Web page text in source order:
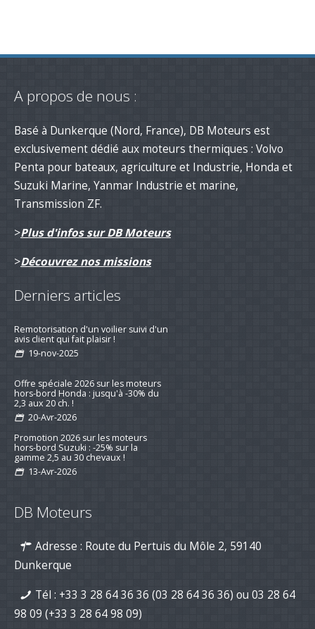
A propos de nous :
Basé à Dunkerque (Nord, France), DB Moteurs est
exclusivement dédié aux moteurs thermiques : Volvo
Penta pour bateaux, agriculture et Industrie, Honda et
Suzuki Marine, Yanmar Industrie et marine,
Transmission ZF.
>Plus d'infos sur DB Moteurs
>Découvrez nos missions
Derniers articles
Remotorisation d'un voilier suivi d'un
avis client qui fait plaisir !
19-nov-2025
Offre spéciale 2026 sur les moteurs
hors-bord Honda : jusqu'à -30% du
2,3 aux 20 ch. !
20-Avr-2026
Promotion 2026 sur les moteurs
hors-bord Suzuki : -25% sur la
gamme 2,5 au 30 chevaux !
13-Avr-2026
moteurs de bateau
Nouvelle série "Stealth Line" chez
maintenant avec DB Moteurs !
DB Moteurs vous souhaite une
excellente année 2026, pleine de
projets motorisés !
DB Moteurs
Adresse : Route du Pertuis du Môle 2, 59140
Dunkerque
Tél : +33 3 28 64 36 36 (03 28 64 36 36) ou 03 28 64
98 09 (+33 3 28 64 98 09)